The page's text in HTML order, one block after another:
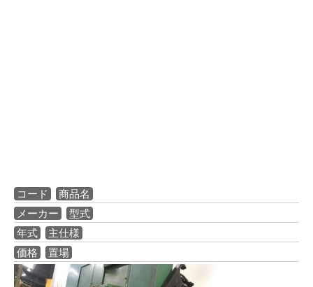
コード
商品名
メーカー
型式
年式
主仕様
価格
置場